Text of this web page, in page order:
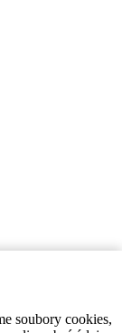
soubory cookies,